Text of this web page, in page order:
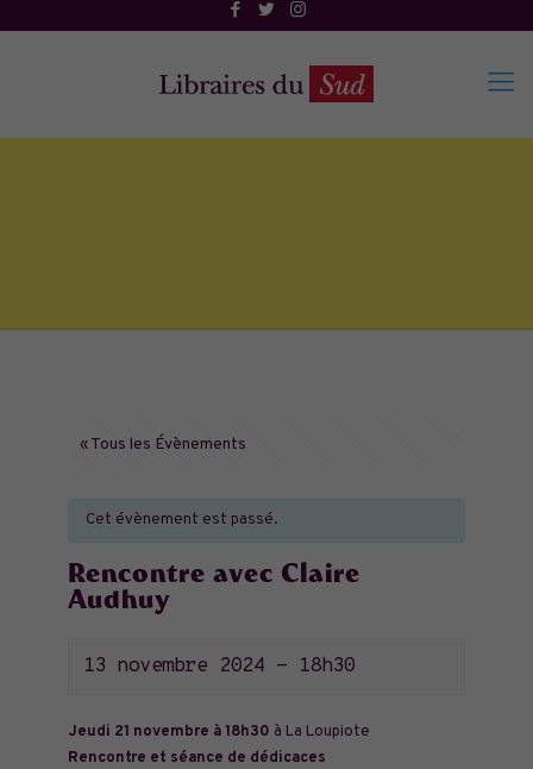
« Tous les Évènements
Cet évènement est passé.
Rencontre avec Claire
Audhuy
13 novembre 2024 - 18h30
Jeudi 21 novembre à 18h30 à La Loupiote
Rencontre et séance de dédicaces